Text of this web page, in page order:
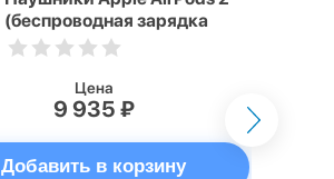
(беспроводная зарядка
кейса)
Цена
9 935 ₽
Добавить в корзину